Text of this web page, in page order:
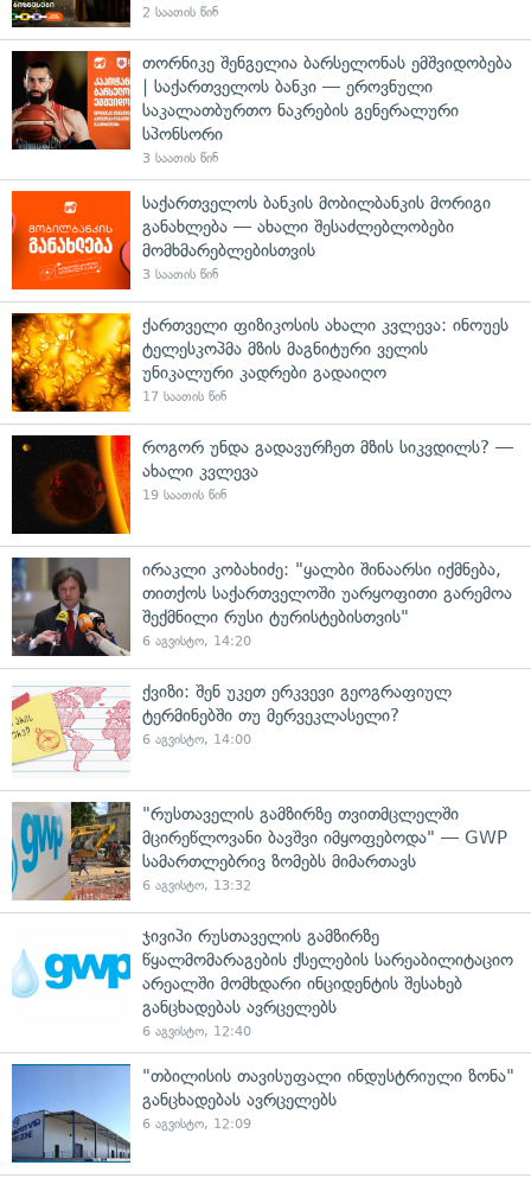
2 საათის წინ
თორნიკე შენგელია ბარსელონას ემშვიდობება
| საქართველოს ბანკი — ეროვნული
საკალათბურთო ნაკრების გენერალური
სპონსორი
3 საათის წინ
საქართველოს ბანკის მობილბანკის მორიგი
განახლება — ახალი შესაძლებლობები
მომხმარებლებისთვის
3 საათის წინ
ქართველი ფიზიკოსის ახალი კვლევა: ინოუეს
ტელესკოპმა მზის მაგნიტური ველის
უნიკალური კადრები გადაიღო
17 საათის წინ
როგორ უნდა გადავურჩეთ მზის სიკვდილს? —
ახალი კვლევა
19 საათის წინ
ირაკლი კობახიძე: "ყალბი შინაარსი იქმნება,
თითქოს საქართველოში უარყოფითი გარემოა
შექმნილი რუსი ტურისტებისთვის"
6 აგვისტო, 14:20
ქვიზი: შენ უკეთ ერკვევი გეოგრაფიულ
ტერმინებში თუ მერვეკლასელი?
6 აგვისტო, 14:00
"რუსთაველის გამზირზე თვითმცლელში
მცირეწლოვანი ბავშვი იმყოფებოდა" — GWP
სამართლებრივ ზომებს მიმართავს
6 აგვისტო, 13:32
ჯივიპი რუსთაველის გამზირზე
წყალმომარაგების ქსელების სარეაბილიტაციო
არეალში მომხდარი ინციდენტის შესახებ
განცხადებას ავრცელებს
6 აგვისტო, 12:40
"თბილისის თავისუფალი ინდუსტრიული ზონა"
განცხადებას ავრცელებს
6 აგვისტო, 12:09